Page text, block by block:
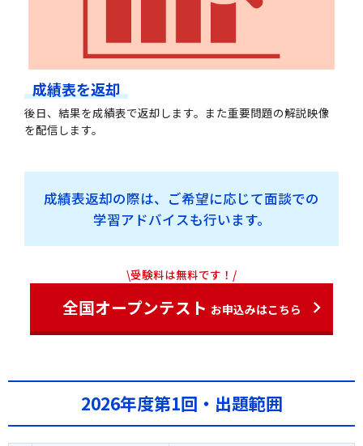
成績表を返却
後日、結果を成績表で返却します。また重要問題の解説映像
を配信します。
成績表返却の際は、ご希望に応じて面談での
学習アドバイスも行います。
\受験料は無料です！/
全国オープンテスト お申込みはこちら
2026年度第1回・出題範囲